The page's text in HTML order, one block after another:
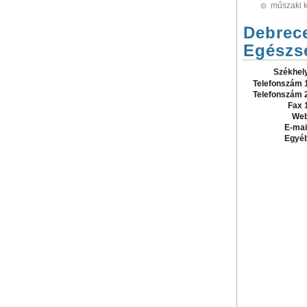
műszaki
Telefonszám
Telefonszám
Fax
E-